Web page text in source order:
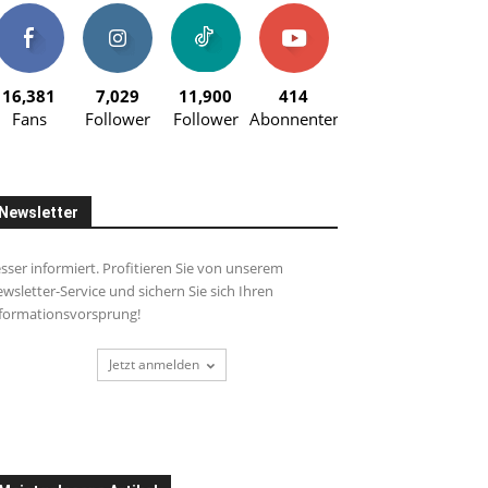
16,381
Fans
7,029
Follower
11,900
Follower
414
Abonnenten
Newsletter
informiert. Profitieren Sie von unserem
Service und sichern Sie sich Ihren
Jetzt anmelden